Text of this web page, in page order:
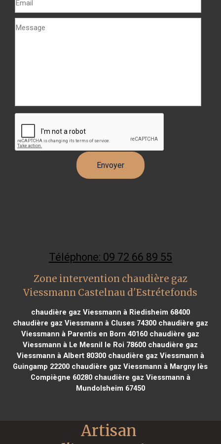
Téléphone: 09 72 66 89 55
Zone intervention chaudière gaz
Viessmann Castelnau d'Estrétefonds
chaudière gaz Viessmann à Riedisheim 68400
chaudière gaz Viessmann à Cluses 74300chaudière gaz
Viessmann à Parentis en Born 40160 chaudière gaz
Viessmann à Le Mesnil le Roi 78600 chaudière gaz
Viessmann à Albert 80300chaudière gaz Viessmann à
Guingamp 22200 chaudière gaz Viessmann à Margny lès
Compiègne 60280chaudière gaz Viessmann à
Mundolsheim 67450
Artisan